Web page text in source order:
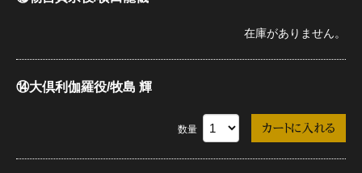
在庫がありません。
⑭大倶利伽羅役/牧島 輝
数量